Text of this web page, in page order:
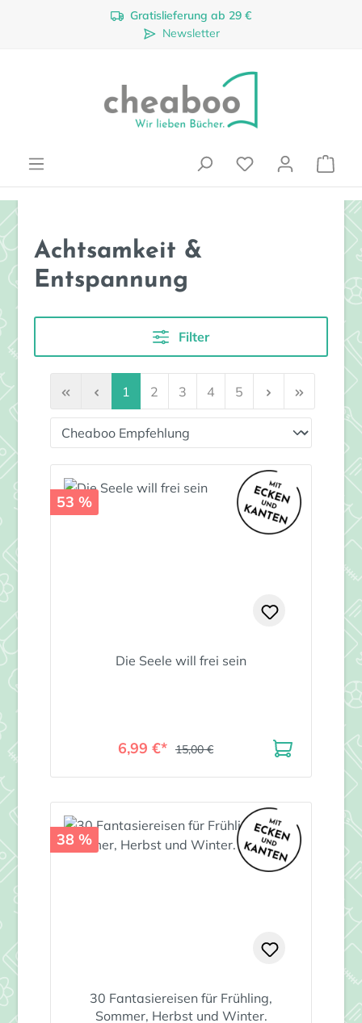
Zum Hauptinhalt springenGratislieferung ab 29 €
Newsletter
Achtsamkeit &
Entspannung
Filter
Seite
1 Seite
2 Seite
3 Seite
4 Seite
5
53 %
Die Seele will frei sein
6,99 €* 15,00 €
38 %
30 Fantasiereisen für Frühling,
Sommer, Herbst und Winter.